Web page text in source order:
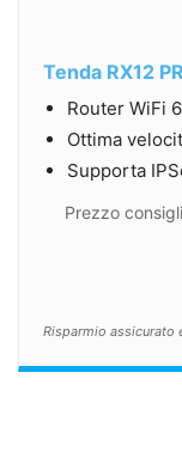
Tenda RX12
Router WiFi 6
Ottima
Supporta
Prezzo
Risparmio assicurato